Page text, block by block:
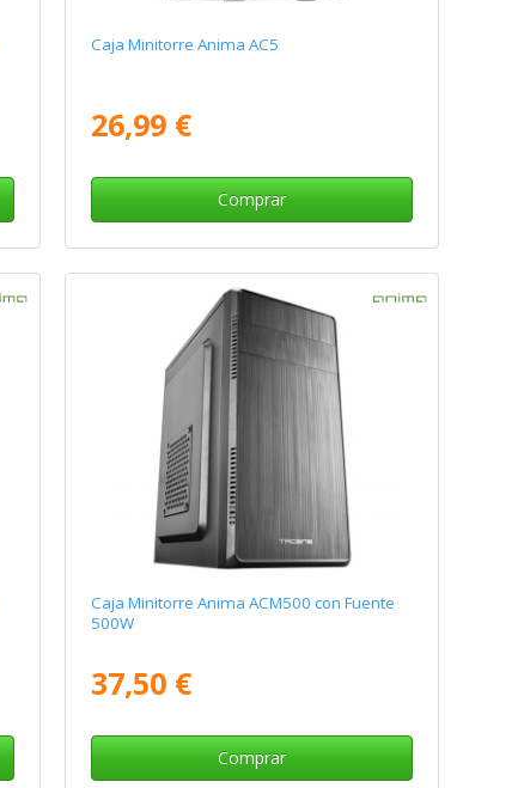
Caja Minitorre Anima AC5
26,99 €
Comprar
Caja Minitorre Anima ACM500 con Fuente
500W
37,50 €
Comprar